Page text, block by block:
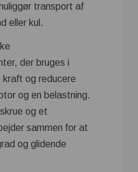
transport af
eller kul.
der bruges i
og reducere
og en belastning.
og et
sammen for at
og glidende